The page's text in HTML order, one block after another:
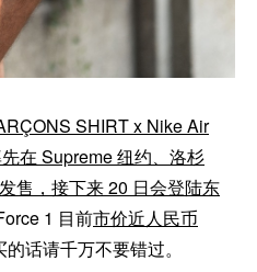
SHIRT x Nike Air
在 Supreme 纽约、洛杉
售，接下来 20 日会登陆东
1 目前市价近人民币
话请千万不要错过。